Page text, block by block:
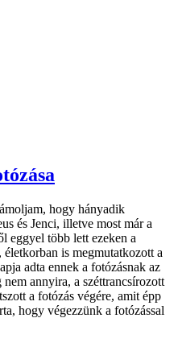
hogy hányadik
és Jenci, illetve most már a
eggyel több lett ezeken a
is megmutatkozott a
adta ennek a fotózásnak az
annyira, a széttrancsírozott
a fotózás végére, amit épp
hogy végezzünk a fotózással